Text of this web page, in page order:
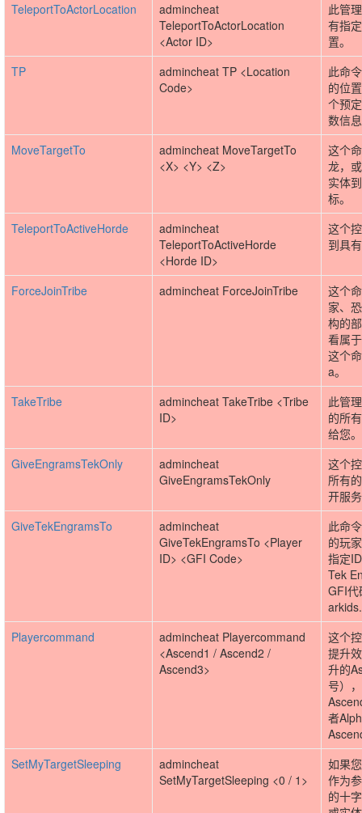
TeleportToActorLocation
admincheat
TeleportToActorLocation
<Actor ID>
此管
有指
置。
TP
admincheat TP <Location
Code>
此命
的位
个预
数信
MoveTargetTo
admincheat MoveTargetTo
<X> <Y> <Z>
这个
龙，
实体
标。
TeleportToActiveHorde
admincheat
TeleportToActiveHorde
<Horde ID>
这个
到具
ForceJoinTribe admincheat ForceJoinTribe
这个
家、
构的
看属
这个
a。
TakeTribe
admincheat TakeTribe <Tribe
ID>
此管
的所
给您。
GiveEngramsTekOnly
admincheat
GiveEngramsTekOnly
这个
所有
开服
GiveTekEngramsTo
admincheat
GiveTekEngramsTo <Player
ID> <GFI Code>
此命
的玩
指定
Tek
GFI代
Playercommand
admincheat Playercommand
<Ascend1 / Ascend2 /
Ascend3>
这个
提升
升的
号）
者
SetMyTargetSleeping
admincheat
SetMyTargetSleeping <0 / 1>
如果
作为
的十